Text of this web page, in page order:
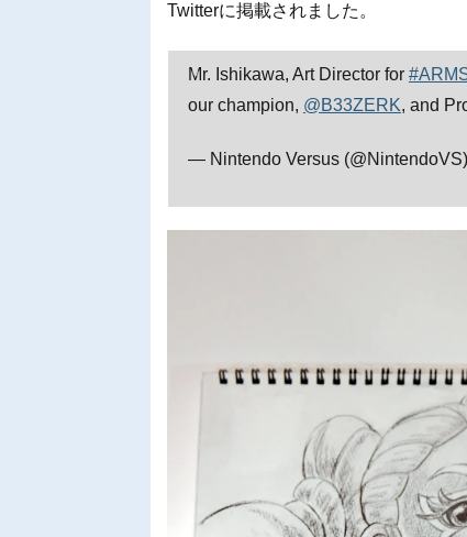
Twitterに掲載されました。
Mr. Ishikawa, Art Director for
our champion, @B33ZERK, and
— Nintendo Versus (@NintendoVS)